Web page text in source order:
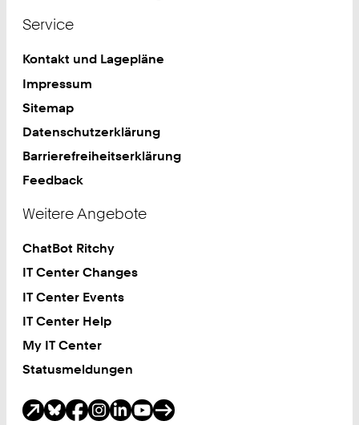
Service
Kontakt und Lagepläne
Impressum
Sitemap
Datenschutzerklärung
Barrierefreiheitserklärung
Feedback
Weitere Angebote
ChatBot Ritchy
IT Center Changes
IT Center Events
IT Center Help
My IT Center
Statusmeldungen
Soziale Medien